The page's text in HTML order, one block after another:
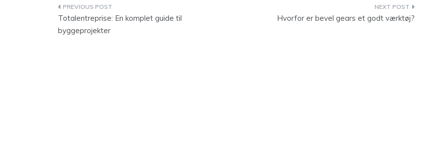
Indlægsnavigation
Totalentreprise: En komplet guide til
byggeprojekter
Hvorfor er bevel gears et godt værktøj?